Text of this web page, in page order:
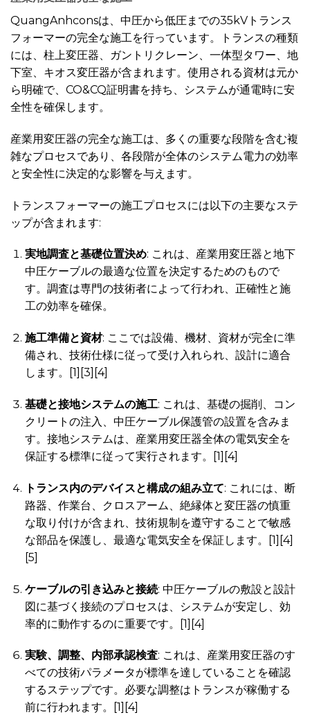
QuangAnhconsは、中圧から低圧までの35kVトランス
フォーマーの完全な施工を行っています。トランスの種類
には、柱上変圧器、ガントリクレーン、一体型タワー、地
下室、キオス変圧器が含まれます。使用される資材は元か
ら明確で、CO&CQ証明書を持ち、システムが通電時に安
全性を確保します。
産業用変圧器の完全な施工は、多くの重要な段階を含む複
雑なプロセスであり、各段階が全体のシステム電力の効率
と安全性に決定的な影響を与えます。
トランスフォーマーの施工プロセスには以下の主要なステ
ップが含まれます:
実地調査と基礎位置決め: これは、産業用変圧器と地下
中圧ケーブルの最適な位置を決定するためのもので
す。調査は専門の技術者によって行われ、正確性と施
工の効率を確保。
施工準備と資材: ここでは設備、機材、資材が完全に準
備され、技術仕様に従って受け入れられ、設計に適合
します。[1][3][4]
基礎と接地システムの施工: これは、基礎の掘削、コン
クリートの注入、中圧ケーブル保護管の設置を含みま
す。接地システムは、産業用変圧器全体の電気安全を
保証する標準に従って実行されます。[1][4]
トランス内のデバイスと構成の組み立て: これには、断
路器、作業台、クロスアーム、絶縁体と変圧器の慎重
な取り付けが含まれ、技術規制を遵守することで敏感
な部品を保護し、最適な電気安全を保証します。[1][4]
[5]
ケーブルの引き込みと接続: 中圧ケーブルの敷設と設計
図に基づく接続のプロセスは、システムが安定し、効
率的に動作するのに重要です。[1][4]
実験、調整、内部承認検査: これは、産業用変圧器のす
べての技術パラメータが標準を達していることを確認
するステップです。必要な調整はトランスが稼働する
前に行われます。[1][4]